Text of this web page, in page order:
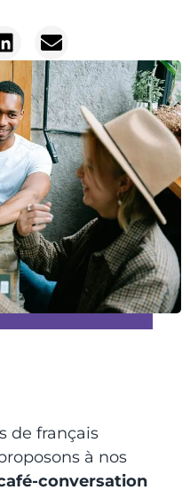
de français
à nos
conversation